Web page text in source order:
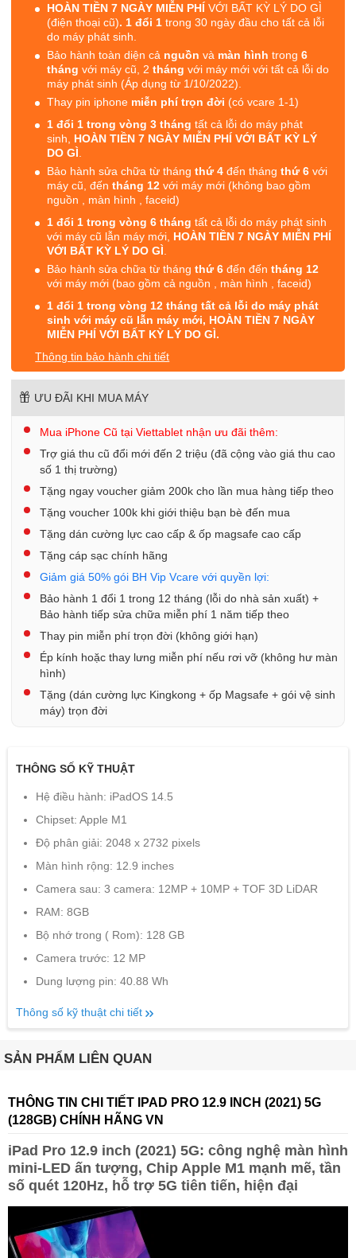
HOÀN TIỀN 7 NGÀY MIỄN PHÍ VỚI BẤT KỲ LÝ DO GÌ
(điện thoại cũ). 1 đổi 1 trong 30 ngày đầu cho tất cả lỗi
do máy phát sinh.
Bảo hành toàn diện cả nguồn và màn hình trong6
tháng với máy cũ, 2 tháng với máy mới với tất cả lỗi do
máy phát sinh (Áp dụng từ 1/10/2022).
Thay pin iphone miễn phí trọn đời (có vcare 1-1)
1 đổi 1 trong vòng 3 thángtất cả lỗi do máy phát
sinh, HOÀN TIỀN 7 NGÀY MIỄN PHÍ VỚI BẤT KỲ LÝ
DO GÌ
Bảo hành sửa chữa từ thángthứ 4 đến thángthứ 6 với
máy cũ, đếntháng 12 với máy mới (không bao gồm
nguồn , màn hình , faceid)
1 đổi 1 trong vòng 6 tháng tất cả lỗi do máy phát sinh
với máy cũ lẫn máy mới, HOÀN TIỀN 7 NGÀY MIỄN PHÍ
VỚI BẤT KỲ LÝ DO GÌ
Bảo hành sửa chữa từ thángthứ 6 đến đếntháng 12
với máy mới (bao gồm cả nguồn , màn hình , faceid)
1 đổi 1 trong vòng 12 tháng tất cả lỗi do máy phát
sinh với máy cũ lẫn máy mới, HOÀN TIỀN 7 NGÀY
MIỄN PHÍ VỚI BẤT KỲ LÝ DO GÌ.
Thông tin bảo hành chi tiết
ƯU ĐÃI KHI MUA MÁY
Mua iPhone Cũ tại Viettablet nhận ưu đãi thêm:
Trợ giá thu cũ đổi mới đến 2 triệu (đã cộng vào giá thu cao
số 1 thị trường)
Tặng ngay voucher giảm 200k cho lần mua hàng tiếp theo
Tặng voucher 100k khi giới thiệu bạn bè đến mua
Tặng dán cường lực cao cấp & ốp magsafe cao cấp
Tặng cáp sạc chính hãng
Giảm giá 50% gói BH Vip Vcare với quyền lợi:
Bảo hành 1 đổi 1 trong 12 tháng (lỗi do nhà sản xuất) +
Bảo hành tiếp sửa chữa miễn phí 1 năm tiếp theo
Thay pin miễn phí trọn đời (không giới hạn)
Ép kính hoặc thay lưng miễn phí nếu rơi vỡ (không hư màn
hình)
Tặng (dán cường lực Kingkong + ốp Magsafe + gói vệ sinh
máy) trọn đời
THÔNG SỐ KỸ THUẬT
Hệ điều hành: iPadOS 14.5
Chipset: Apple M1
Độ phân giải: 2048 x 2732 pixels
Màn hình rộng: 12.9 inches
Camera sau: 3 camera: 12MP + 10MP + TOF 3D LiDAR
RAM: 8GB
Bộ nhớ trong ( Rom): 128 GB
Camera trước: 12 MP
Dung lượng pin: 40.88 Wh
Thông số kỹ thuật chi tiết
SẢN PHẨM LIÊN QUAN
THÔNG TIN CHI TIẾT IPAD PRO 12.9 INCH (2021) 5G
(128GB) CHÍNH HÃNG VN
iPad Pro 12.9 inch (2021) 5G: công nghệ màn hình
mini-LED ấn tượng, Chip Apple M1 mạnh mẽ, tần
số quét 120Hz, hỗ trợ 5G tiên tiến, hiện đại